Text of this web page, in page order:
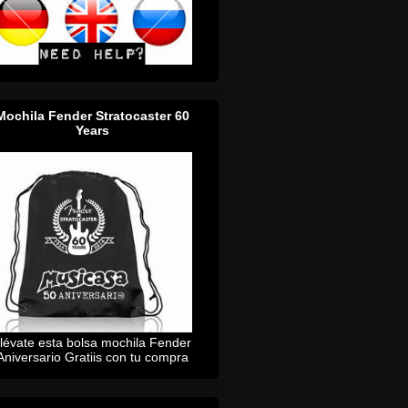
Fender Stratocaster 60
Years
esta bolsa mochila Fender
Gratiis con tu compra